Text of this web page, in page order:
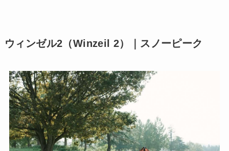
ウィンゼル2（Winzeil 2）｜スノーピーク